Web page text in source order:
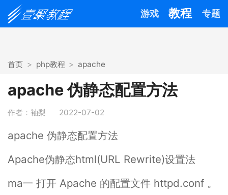
游戏 教程 专题
首页 php教程 apache
apache 伪静态配置方法
作者：袖梨 2022-07-02
apache 伪静态配置方法
Apache伪静态html(URL Rewrite)设置法
ma一 打开 Apache 的配置文件 httpd.conf 。